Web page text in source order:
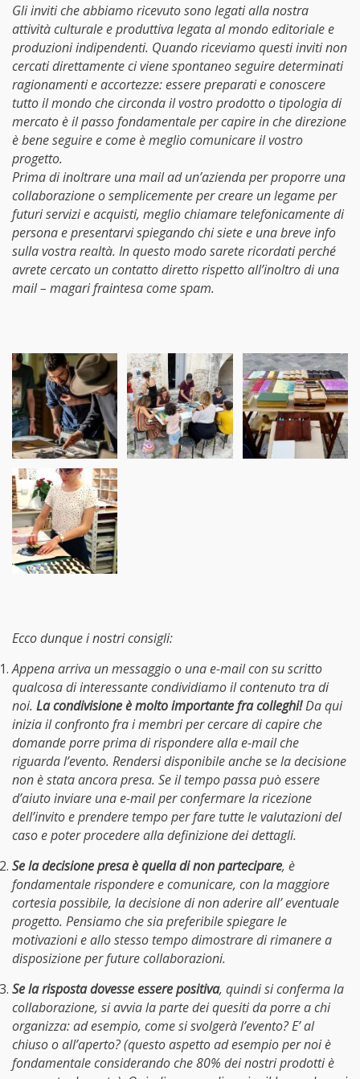
Gli inviti che abbiamo ricevuto sono legati alla nostra
attività culturale e produttiva legata al mondo editoriale e
produzioni indipendenti. Quando riceviamo questi inviti non
cercati direttamente ci viene spontaneo seguire determinati
ragionamenti e accortezze: essere preparati e conoscere
tutto il mondo che circonda il vostro prodotto o tipologia di
mercato è il passo fondamentale per capire in che direzione
è bene seguire e come è meglio comunicare il vostro
progetto.
Prima di inoltrare una mail ad un’azienda per proporre una
collaborazione o semplicemente per creare un legame per
futuri servizi e acquisti, meglio chiamare telefonicamente di
persona e presentarvi spiegando chi siete e una breve info
sulla vostra realtà. In questo modo sarete ricordati perché
avrete cercato un contatto diretto rispetto all’inoltro di una
mail – magari fraintesa come spam.
Ecco dunque i nostri consigli:
Appena arriva un messaggio o una e-mail con su scritto
qualcosa di interessante condividiamo il contenuto tra di
noi. La condivisione è molto importante fra colleghi!Da qui
inizia il confronto fra i membri per cercare di capire che
domande porre prima di rispondere alla e-mail che
riguarda l’evento. Rendersi disponibile anche se la decisione
non è stata ancora presa. Se il tempo passa può essere
d’aiuto inviare una e-mail per confermare la ricezione
dell’invito e prendere tempo per fare tutte le valutazioni del
caso e poter procedere alla definizione dei dettagli.
Se la decisione presa è quella di non partecipare, è
fondamentale rispondere e comunicare, con la maggiore
cortesia possibile, la decisione di non aderire all’ eventuale
progetto. Pensiamo che sia preferibile spiegare le
motivazioni e allo stesso tempo dimostrare di rimanere a
disposizione per future collaborazioni.
Se la risposta dovesse essere positiva, quindi si conferma la
collaborazione, si avvia la parte dei quesiti da porre a chi
organizza: ad esempio, come si svolgerà l’evento? E’ al
chiuso o all’aperto? (questo aspetto ad esempio per noi è
fondamentale considerando che 80% dei nostri prodotti è